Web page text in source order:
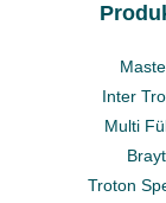
Inter
Multi
Brayt
Troton